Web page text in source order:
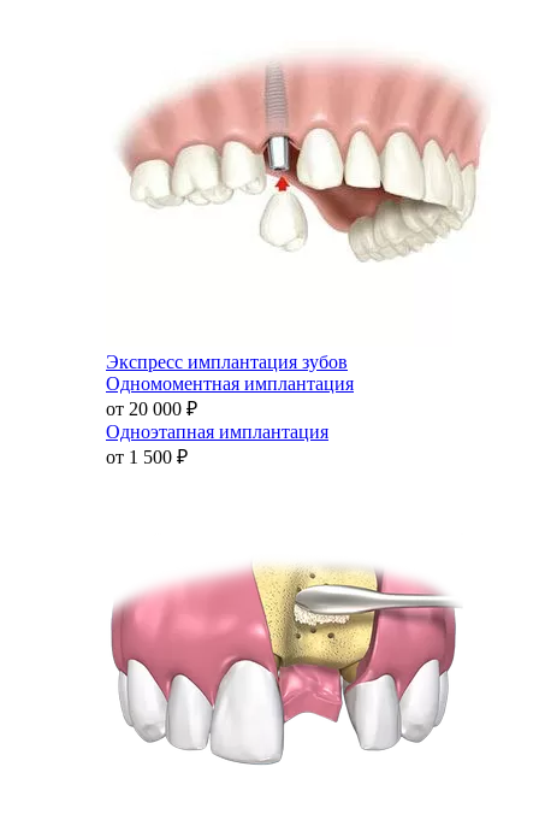
Экспресс имплантация зубов
Одномоментная имплантация
от 20 000 ₽
Одноэтапная имплантация
от 1 500 ₽